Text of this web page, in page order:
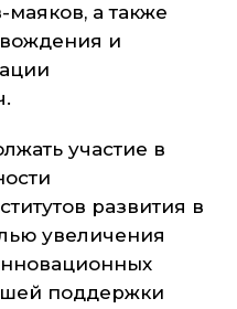
а также
и
участие в
развития в
увеличения
поддержки